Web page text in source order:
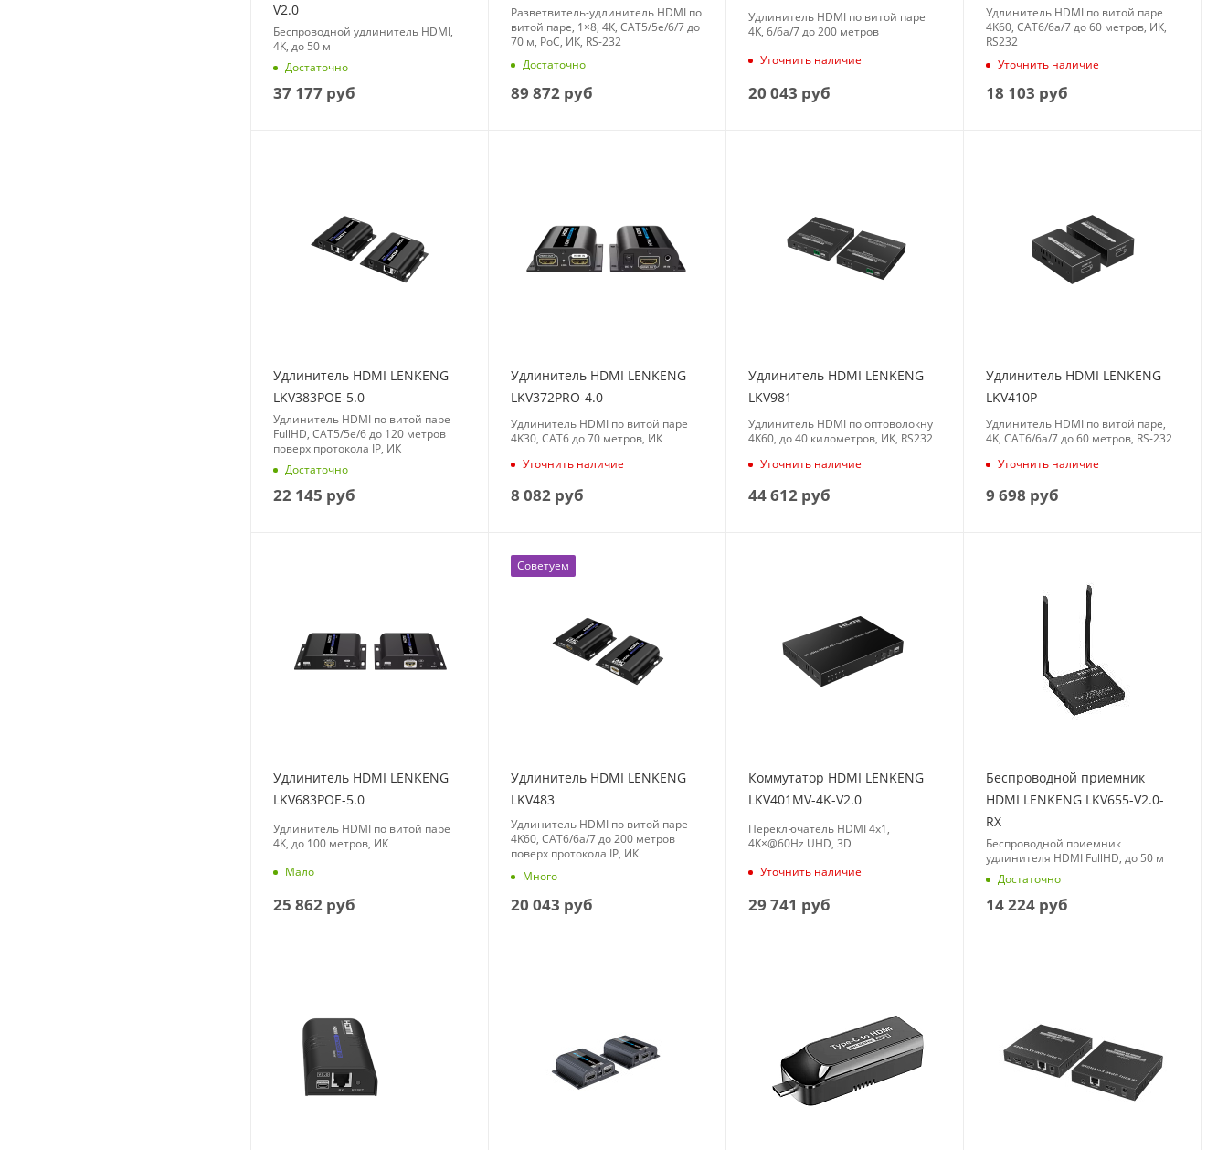
V2.0
Беспроводной удлинитель HDMI,
4K, до 50 м
Достаточно
37 177 руб
Разветвитель-удлинитель HDMI по
витой паре, 1×8, 4К, CAT5/5e/6/7 до
70 м, PoC, ИК, RS-232
Достаточно
89 872 руб
Удлинитель HDMI по витой паре
4K, 6/6a/7 до 200 метров
Уточнить наличие
20 043 руб
Удлинитель HDMI по витой паре
4K60, CAT6/6a/7 до 60 метров, ИК,
RS232
Уточнить наличие
18 103 руб
Удлинитель HDMI LENKENG
LKV383POE-5.0
Удлинитель HDMI по витой паре
FullHD, CAT5/5e/6 до 120 метров
поверх протокола IP, ИК
Достаточно
22 145 руб
Удлинитель HDMI LENKENG
LKV372PRO-4.0
Удлинитель HDMI по витой паре
4K30, CAT6 до 70 метров, ИК
Уточнить наличие
8 082 руб
Удлинитель HDMI LENKENG
LKV981
Удлинитель HDMI по оптоволокну
4K60, до 40 километров, ИК, RS232
Уточнить наличие
44 612 руб
Удлинитель HDMI LENKENG
LKV410P
Удлинитель HDMI по витой паре,
4K, CAT6/6a/7 до 60 метров, RS-232
Уточнить наличие
9 698 руб
Удлинитель HDMI LENKENG
LKV683POE-5.0
Удлинитель HDMI по витой паре
4K, до 100 метров, ИК
Мало
25 862 руб
Советуем
Удлинитель HDMI LENKENG
LKV483
Удлинитель HDMI по витой паре
4K60, CAT6/6a/7 до 200 метров
поверх протокола IP, ИК
Много
20 043 руб
Коммутатор HDMI LENKENG
LKV401MV-4K-V2.0
Переключатель HDMI 4x1,
4K×@60Hz UHD, 3D
Уточнить наличие
29 741 руб
Беспроводной приемник
HDMI LENKENG LKV655-V2.0-
RX
Беспроводной приемник
удлинителя HDMI FullHD, до 50 м
Достаточно
14 224 руб